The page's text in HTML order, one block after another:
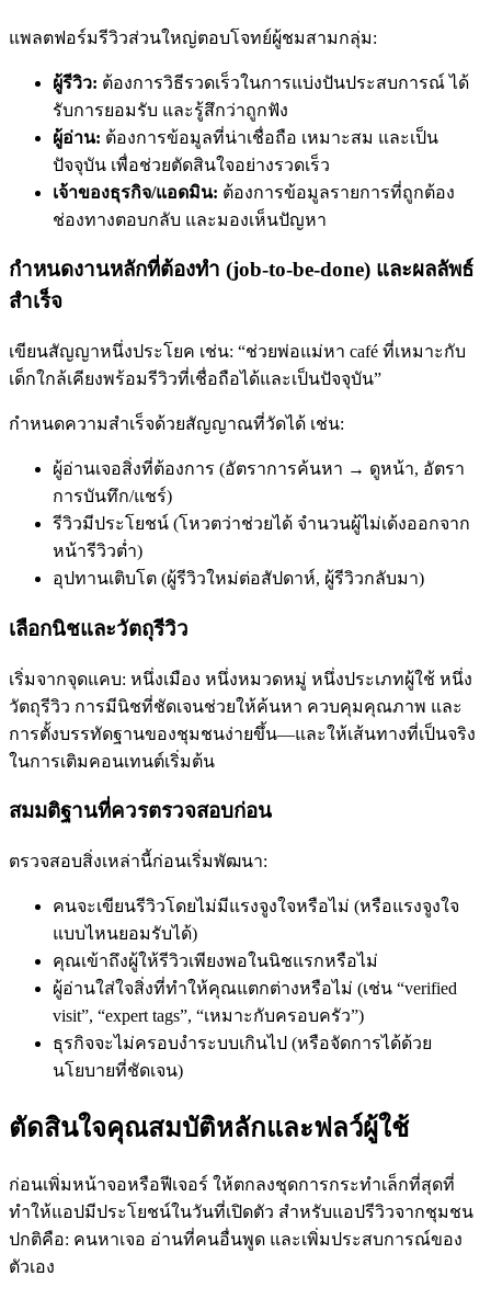
แพลตฟอร์มรีวิวส่วนใหญ่ตอบโจทย์ผู้ชมสามกลุ่ม:
ผู้รีวิว: ต้องการวิธีรวดเร็วในการแบ่งปันประสบการณ์ ได้
รับการยอมรับ และรู้สึกว่าถูกฟัง
ผู้อ่าน: ต้องการข้อมูลที่น่าเชื่อถือ เหมาะสม และเป็น
ปัจจุบัน เพื่อช่วยตัดสินใจอย่างรวดเร็ว
เจ้าของธุรกิจ/แอดมิน: ต้องการข้อมูลรายการที่ถูกต้อง
ช่องทางตอบกลับ และมองเห็นปัญหา
กำหนดงานหลักที่ต้องทำ (job-to-be-done) และผลลัพธ์
สำเร็จ
เขียนสัญญาหนึ่งประโยค เช่น: “ช่วยพ่อแม่หา café ที่เหมาะกับ
เด็กใกล้เคียงพร้อมรีวิวที่เชื่อถือได้และเป็นปัจจุบัน”
กำหนดความสำเร็จด้วยสัญญาณที่วัดได้ เช่น:
ผู้อ่านเจอสิ่งที่ต้องการ (อัตราการค้นหา → ดูหน้า, อัตรา
การบันทึก/แชร์)
รีวิวมีประโยชน์ (โหวตว่าช่วยได้ จำนวนผู้ไม่เด้งออกจาก
หน้ารีวิวต่ำ)
อุปทานเติบโต (ผู้รีวิวใหม่ต่อสัปดาห์, ผู้รีวิวกลับมา)
เลือกนิชและวัตถุรีวิว
เริ่มจากจุดแคบ: หนึ่งเมือง หนึ่งหมวดหมู่ หนึ่งประเภทผู้ใช้ หนึ่ง
วัตถุรีวิว การมีนิชที่ชัดเจนช่วยให้ค้นหา ควบคุมคุณภาพ และ
การตั้งบรรทัดฐานของชุมชนง่ายขึ้น—และให้เส้นทางที่เป็นจริง
ในการเติมคอนเทนต์เริ่มต้น
สมมติฐานที่ควรตรวจสอบก่อน
ตรวจสอบสิ่งเหล่านี้ก่อนเริ่มพัฒนา:
คนจะเขียนรีวิวโดยไม่มีแรงจูงใจหรือไม่ (หรือแรงจูงใจ
แบบไหนยอมรับได้)
คุณเข้าถึงผู้ให้รีวิวเพียงพอในนิชแรกหรือไม่
ผู้อ่านใส่ใจสิ่งที่ทำให้คุณแตกต่างหรือไม่ (เช่น “verified
visit”, “expert tags”, “เหมาะกับครอบครัว”)
ธุรกิจจะไม่ครอบงำระบบเกินไป (หรือจัดการได้ด้วย
นโยบายที่ชัดเจน)
ตัดสินใจคุณสมบัติหลักและฟลว์ผู้ใช้
ก่อนเพิ่มหน้าจอหรือฟีเจอร์ ให้ตกลงชุดการกระทำเล็กที่สุดที่
ทำให้แอปมีประโยชน์ในวันที่เปิดตัว สำหรับแอปรีวิวจากชุมชน
ปกติคือ: คนหาเจอ อ่านที่คนอื่นพูด และเพิ่มประสบการณ์ของ
ตัวเอง